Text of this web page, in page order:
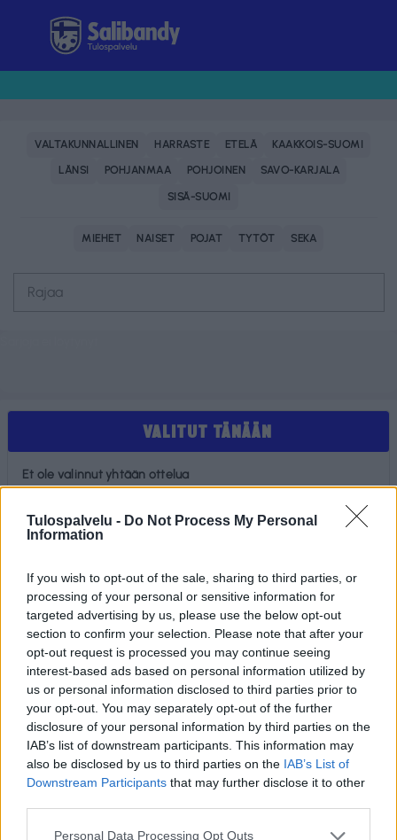
Tulospalvelu - Do Not Process My Personal
Information
If you wish to opt-out of the sale, sharing to third parties, or
processing of your personal or sensitive information for
targeted advertising by us, please use the below opt-out
section to confirm your selection. Please note that after your
opt-out request is processed you may continue seeing
interest-based ads based on personal information utilized by
us or personal information disclosed to third parties prior to
your opt-out. You may separately opt-out of the further
disclosure of your personal information by third parties on the
IAB’s list of downstream participants. This information may
also be disclosed by us to third parties on the IAB’s List of
Downstream Participants that may further disclose it to other
Personal Data Processing Opt Outs
Tulospalvelu
VALTAKUNNALLINEN HARRASTE ETELÄ KAAKKOIS-SUOMI
LÄNSI POHJANMAA POHJOINEN SAVO-KARJALA
SISÄ-SUOMI
MIEHET NAISET POJAT TYTÖT SEKA
Rajaa
VALITUT TÄNÄÄN
Et ole valinnut yhtään ottelua
SUOSIKIT
pelaajaa
Tilaa Salibandyliiton uutiskirje
Liity tästä